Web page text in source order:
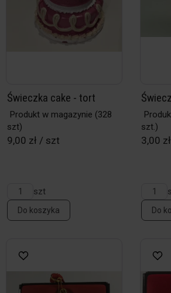
Świeczka cake - tort
Produkt w magazynie (328
szt)
9,00 zł / szt
szt
Do koszyka
szt.)
3,00
Do